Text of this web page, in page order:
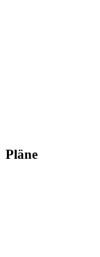
Pläne